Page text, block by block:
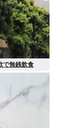
で無銭飲食